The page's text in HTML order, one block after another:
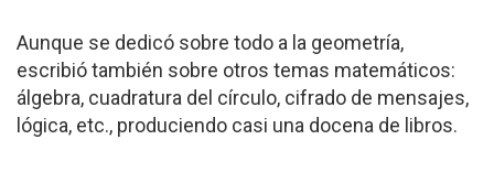
Aunque se dedicó sobre todo a la geometría,
escribió también sobre otros temas matemáticos:
álgebra, cuadratura del círculo, cifrado de mensajes,
lógica, etc., produciendo casi una docena de libros.